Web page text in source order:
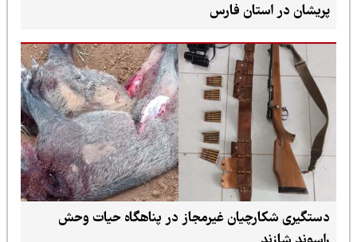
پریشان در استان فارس
دستگیری شکارچیان غیرمجاز در پناهگاه حیات وحش